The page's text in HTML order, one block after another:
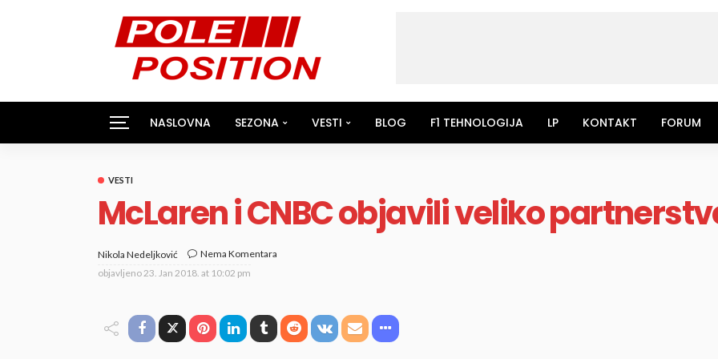
NASLOVNA SEZONA VESTI BLOG F1 TEHNOLOGIJA LP KONTAKT FORUM
VESTI
McLaren i CNBC objavili veliko
Nikola Nedeljković
Nema Komentara
objavljeno 23. Jan 2018. at 10:02 pm